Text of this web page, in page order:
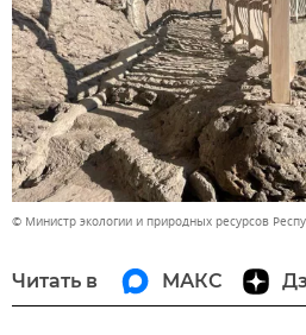
© Министр экологии и природных ресурсов
Читать в МАКС